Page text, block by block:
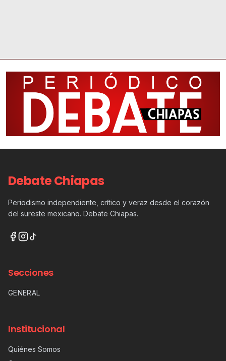
Debate Chiapas
Periodismo independiente, crítico y veraz desde el corazón
del sureste mexicano. Debate Chiapas.
Secciones
GENERAL
Institucional
Quiénes Somos